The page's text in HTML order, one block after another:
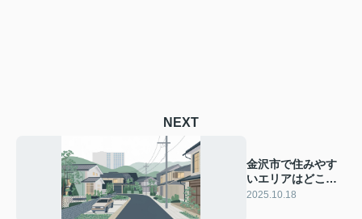
NEXT
金沢市で住みやす
いエリアはどこ？
おすすめの特徴や
2025.10.18